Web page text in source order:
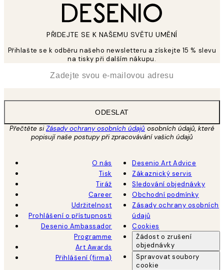
PŘIDEJTE SE K NAŠEMU SVĚTU UMĚNÍ
Přihlašte se k odběru našeho newsletteru a získejte 15 % slevu
na tisky při dalším nákupu.
ODESLAT
Přečtěte siZásady ochrany osobních údajů osobních údajů, které
popisují naše postupy při zpracovávání vašich údajů
O nás
Tisk
Tiráž
Career
Udržitelnost
Prohlášení o přístupnosti
Desenio Ambassador
Programme
Art Awards
Přihlášení (firma)
Desenio Art Advice
Zákaznický servis
Sledování objednávky
Obchodní podmínky
Zásady ochrany osobních
údajů
Cookies
Žádost o zrušení
objednávky
Spravovat soubory
cookie